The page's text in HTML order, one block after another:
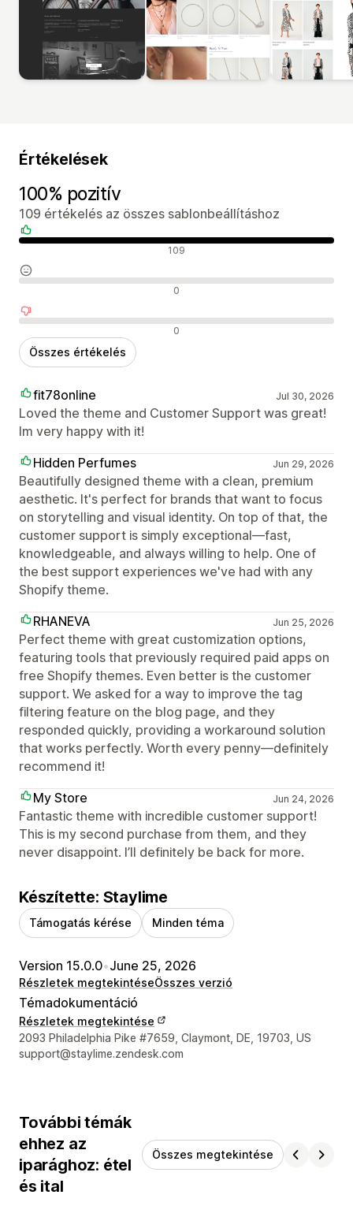
Értékelések
100% pozitív
109 értékelés az összes sablonbeállításhoz
Pozitív értékelések 109
Semleges értékelések 0
Negatív értékelések 0
Összes értékelés
fit78online Jul 30, 2026
Loved the theme and Customer Support was great!
Im very happy with it!
Hidden Perfumes
Jun 29, 2026
Beautifully designed theme with a clean, premium
aesthetic. It's perfect for brands that want to focus
on storytelling and visual identity. On top of that, the
customer support is simply exceptional—fast,
knowledgeable, and always willing to help. One of
the best support experiences we've had with any
Shopify theme.
RHANEVA
Jun 25, 2026
Perfect theme with great customization options,
featuring tools that previously required paid apps on
free Shopify themes. Even better is the customer
support. We asked for a way to improve the tag
filtering feature on the blog page, and they
responded quickly, providing a workaround solution
that works perfectly. Worth every penny—definitely
recommend it!
My Store
Jun 24, 2026
Fantastic theme with incredible customer support!
This is my second purchase from them, and they
never disappoint. I’ll definitely be back for more.
Készítette: Staylime
Támogatás kérése Minden téma
Version 15.0.0•June 25, 2026
Részletek megtekintéseÖsszes verzió
Témadokumentáció
Részletek megtekintése
Dizájner kapcsolattartási adatai
2093 Philadelphia Pike #7659, Claymont, DE, 19703, US
support@staylime.zendesk.com
További témák
ehhez az
iparághoz: étel
és ital
Összes megtekintése